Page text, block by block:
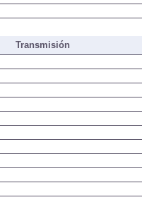
Transmisión